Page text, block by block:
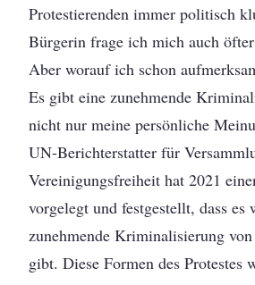
Protestierenden immer politisch
Bürgerin frage ich mich auch
Aber worauf ich schon
Es gibt eine zunehmende
nicht nur meine persönliche
UN-Berichterstatter für
Vereinigungsfreiheit hat 2021
vorgelegt und festgestellt, dass es
zunehmende Kriminalisierung
gibt. Diese Formen des Protestes